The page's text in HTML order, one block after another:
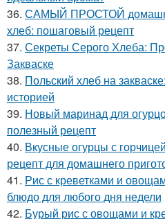
36. САМЫЙ ПРОСТОЙ
хлеб: пошаговый рецепт
37. Секреты Серого Хлеба:
Закваске
38. Польский хлеб на
историей
39. Новый маринад для
полезный рецепт
40. Вкусные огурцы с
рецепт для домашнего
41. Рис с креветками и
блюдо для любого дня недели
42. Бурый рис с овощами и